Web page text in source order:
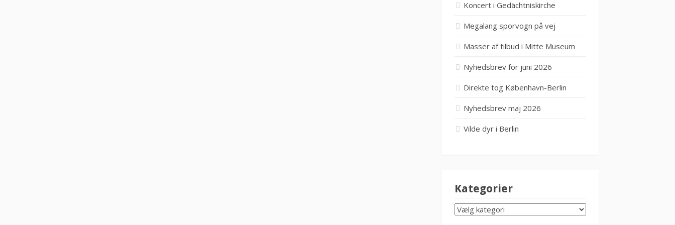
Koncert i Gedächtniskirche
Megalang sporvogn på vej
Masser af tilbud i Mitte Museum
Nyhedsbrev for juni 2026
Direkte tog København-Berlin
Nyhedsbrev maj 2026
Vilde dyr i Berlin
Kategorier
KATEGORIER